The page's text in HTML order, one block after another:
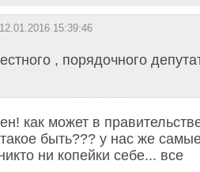
12.01.2016 15:39:46
, порядочного
как может в
быть??? у нас же
ни копейки себе... все